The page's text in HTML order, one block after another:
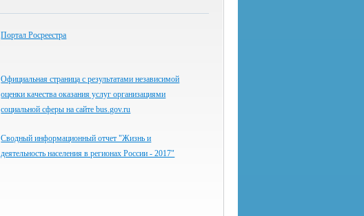
Портал Росреестра
Официальная страница с результатами независимой
оценки качества оказания услуг организациями
социальной сферы на сайте bus.gov.ru
Сводный информационный отчет "Жизнь и
деятельность населения в регионах России - 2017"